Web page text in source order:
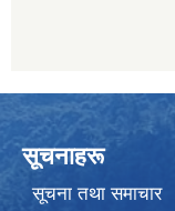
सूचनाहरू
सूचना तथा समाचार